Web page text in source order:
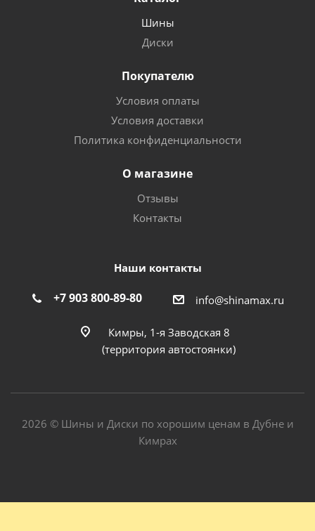
Шины
Диски
Покупателю
Условия оплаты
Условия доставки
Политика конфиденциальности
О магазине
Отзывы
Контакты
Наши контакты
+7 903 800-89-80 info@shinamax.ru
Кимры, 1-я Заводская 8
(территория автостоянки)
2026 © Шины и Диски по хорошим ценам в Дубне и
Кимрах